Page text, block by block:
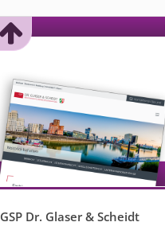
GSP Dr. Glaser & Scheidt